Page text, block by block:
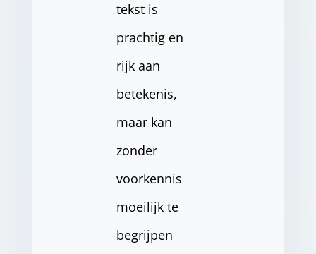
tekst is
prachtig en
rijk aan
betekenis,
maar kan
zonder
voorkennis
moeilijk te
begrijpen